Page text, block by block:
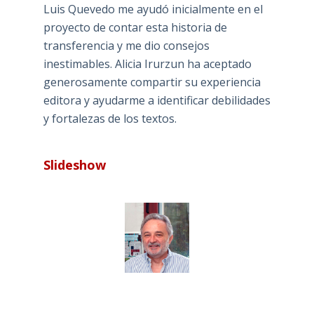
Luis Quevedo me ayudó inicialmente en el
proyecto de contar esta historia de
transferencia y me dio consejos
inestimables. Alicia Irurzun ha aceptado
generosamente compartir su experiencia
editora y ayudarme a identificar debilidades
y fortalezas de los textos.
Slideshow